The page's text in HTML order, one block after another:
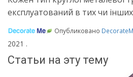
експлуатований в тих чи
Опубликовано
2021 .
Статьи на эту тему